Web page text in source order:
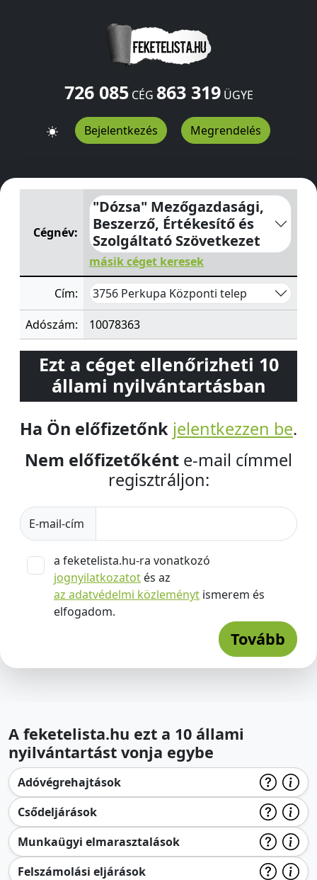
726 085CÉG 863 319ÜGYE
Bejelentkezés Megrendelés
"Dózsa" Mezőgazdasági, Beszerző, Értékesítő és
Cégnév:
"Dózsa" Mezőgazdasági,
Beszerző, Értékesítő és
Szolgáltató Szövetkezet
másik céget keresek
Cím: 3756 Perkupa Központi telep
Adószám: 10078363
Ezt a céget ellenőrizheti 10
állami nyilvántartásban
Ha Ön előfizetőnk jelentkezzen be.
Nem előfizetőként e-mail címmel
regisztráljon:
E-mail-cím
a feketelista.hu-ra vonatkozó
jognyilatkozatot és az
az adatvédelmi közleményt ismerem és
elfogadom.
Tovább
A feketelista.hu ezt a 10 állami
nyilvántartást vonja egybe
Adóvégrehajtások
Csődeljárások
Munkaügyi elmarasztalások
Felszámolási eljárások